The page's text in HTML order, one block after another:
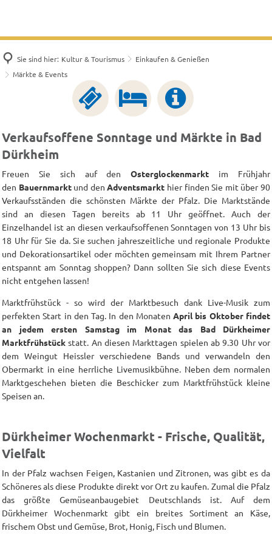
Sie sind hier: Kultur & Tourismus
Einkaufen & Genießen
Märkte & Events
Verkaufsoffene Sonntage und Märkte in Bad
Dürkheim
Freuen Sie sich auf denOsterglockenmarkt im Frühjahr
den Bauernmarktund denAdventsmarkt hier finden Sie mit über 90
Verkaufsständen die schönsten Märkte der Pfalz. Die Marktstände
sind an diesen Tagen bereits ab 11 Uhr geöffnet. Auch der
Einzelhandel ist an diesen verkaufsoffenen Sonntagen von 13 Uhr bis
18 Uhr für Sie da. Sie suchen jahreszeitliche und regionale Produkte
und Dekorationsartikel oder möchten gemeinsam mit Ihrem Partner
entspannt am Sonntag shoppen? Dann sollten Sie sich diese Events
nicht entgehen lassen!
Marktfrühstück - so wird der Marktbesuch dank Live-Musik zum
perfekten Start in den Tag. In den Monaten April bis Oktober findet
an jedem ersten Samstag im Monat das Bad Dürkheimer
Marktfrühstück statt. An diesen Markttagen spielen ab 9.30 Uhr vor
dem Weingut Heissler verschiedene Bands und verwandeln den
Obermarkt in eine herrliche Livemusikbühne. Neben dem normalen
Marktgeschehen bieten die Beschicker zum Marktfrühstück kleine
Speisen an.
Dürkheimer Wochenmarkt - Frische, Qualität,
Vielfalt
In der Pfalz wachsen Feigen, Kastanien und Zitronen, was gibt es da
Schöneres als diese Produkte direkt vor Ort zu kaufen. Zumal die Pfalz
das größte Gemüseanbaugebiet Deutschlands ist. Auf dem
Dürkheimer Wochenmarkt gibt ein breites Sortiment an Käse,
frischem Obst und Gemüse, Brot, Honig, Fisch und Blumen.